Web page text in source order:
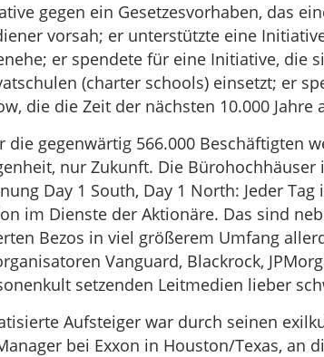
gegen ein Gesetzesvorhaben, das
vorsah; er unterstützte eine
er spendete für eine Initiative, die
(charter schools) einsetzt; er
die die Zeit der nächsten 10.000 Jahre
die gegenwärtig 566.000 Beschäftigten
nur Zukunft. Die Bürohochhäuser
Day 1 South, Day 1 North: Jeder
im Dienste der Aktionäre. Das sind
Bezos in viel größerem Umfang
Vanguard, Blackrock,
setzenden Leitmedien lieber
Aufsteiger war durch seinen
bei Exxon in Houston/Texas, an